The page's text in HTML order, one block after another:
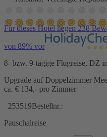
Für dieses Hotel liegen 238
von 89% vor
8- bzw. 9-tägige Flugreise, DZ
Upgrade auf Doppelzimmer
ca. € 134,- pro Zimmer
253519Bestellnr.:
Pauschalreise